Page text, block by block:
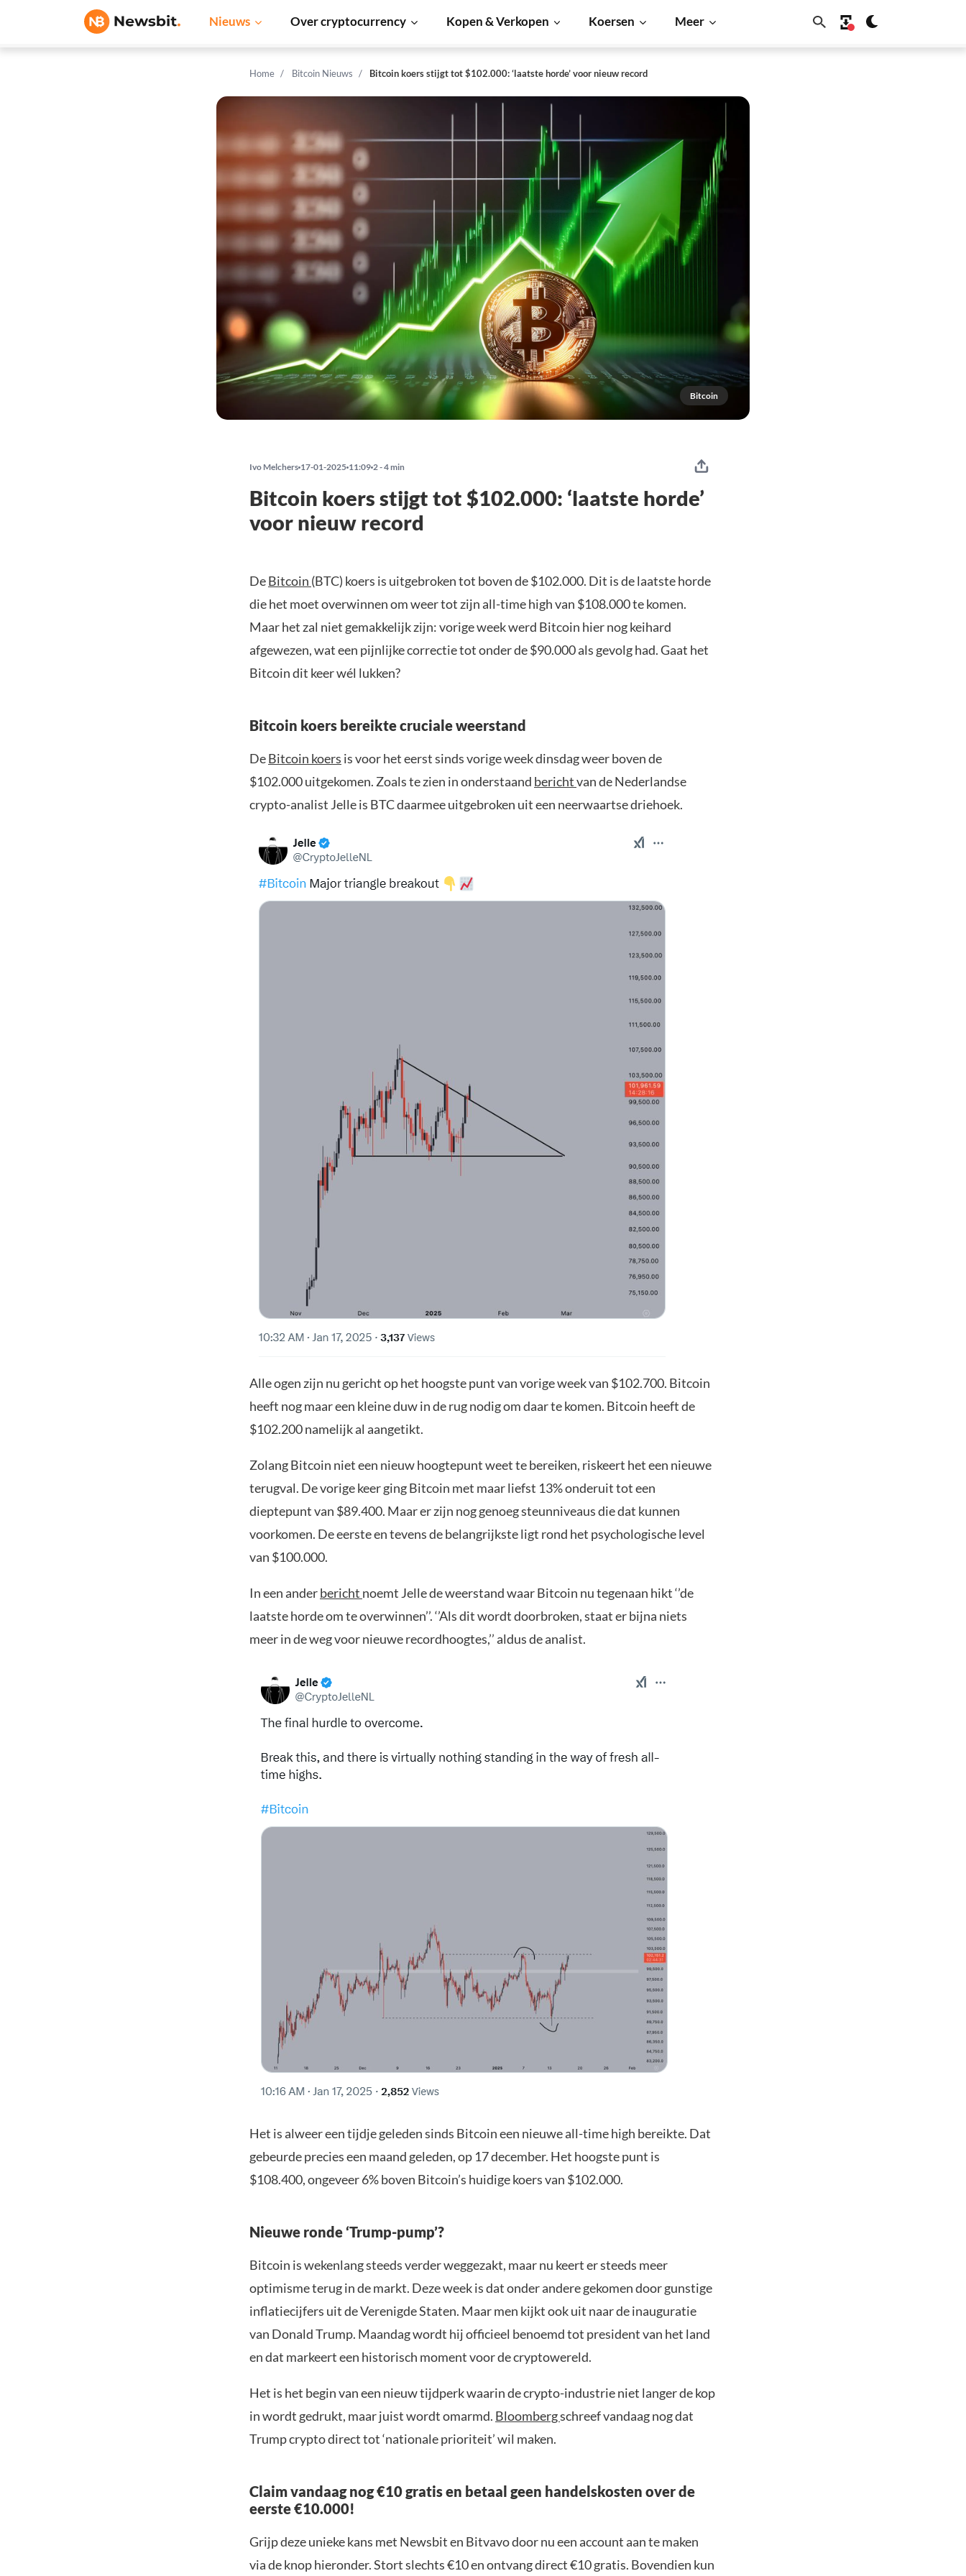
Nieuws Over cryptocurrency Kopen & Verkopen Koersen Meer
Home Bitcoin Nieuws Bitcoin koers stijgt tot $102.000: ‘laatste horde’ voor nieuw record
Bitcoin
Ivo Melchers 17-01-2025 11:09 2 - 4 min
Bitcoin koers stijgt tot $102.000: ‘laatste horde’
voor nieuw record
DeBitcoin (BTC) koers is uitgebroken tot boven de $102.000. Dit is de laatste horde
die het moet overwinnen om weer tot zijn all-time high van $108.000 te komen.
Maar het zal niet gemakkelijk zijn: vorige week werd Bitcoin hier nog keihard
afgewezen, wat een pijnlijke correctie tot onder de $90.000 als gevolg had. Gaat het
Bitcoin dit keer wél lukken?
Bitcoin koers bereikte cruciale weerstand
DeBitcoin koers is voor het eerst sinds vorige week dinsdag weer boven de
$102.000 uitgekomen. Zoals te zien in onderstaand berichtvan de Nederlandse
crypto-analist Jelle is BTC daarmee uitgebroken uit een neerwaartse driehoek.
Alle ogen zijn nu gericht op het hoogste punt van vorige week van $102.700. Bitcoin
heeft nog maar een kleine duw in de rug nodig om daar te komen. Bitcoin heeft de
$102.200 namelijk al aangetikt.
Zolang Bitcoin niet een nieuw hoogtepunt weet te bereiken, riskeert het een nieuwe
terugval. De vorige keer ging Bitcoin met maar liefst 13% onderuit tot een
dieptepunt van $89.400. Maar er zijn nog genoeg steunniveaus die dat kunnen
voorkomen. De eerste en tevens de belangrijkste ligt rond het psychologische level
van $100.000.
In een anderbericht noemt Jelle de weerstand waar Bitcoin nu tegenaan hikt ‘’de
laatste horde om te overwinnen’’. ‘’Als dit wordt doorbroken, staat er bijna niets
meer in de weg voor nieuwe recordhoogtes,’’ aldus de analist.
Het is alweer een tijdje geleden sinds Bitcoin een nieuwe all-time high bereikte. Dat
gebeurde precies een maand geleden, op 17 december. Het hoogste punt is
$108.400, ongeveer 6% boven Bitcoin’s huidige koers van $102.000.
Nieuwe ronde ‘Trump-pump’?
Bitcoin is wekenlang steeds verder weggezakt, maar nu keert er steeds meer
optimisme terug in de markt. Deze week is dat onder andere gekomen door gunstige
inflatiecijfers uit de Verenigde Staten. Maar men kijkt ook uit naar de inauguratie
van Donald Trump. Maandag wordt hij officieel benoemd tot president van het land
en dat markeert een historisch moment voor de cryptowereld.
Het is het begin van een nieuw tijdperk waarin de crypto-industrie niet langer de kop
in wordt gedrukt, maar juist wordt omarmd. Bloombergschreef vandaag nog dat
Trump crypto direct tot ‘nationale prioriteit’ wil maken.
Claim vandaag nog €10 gratis en betaal geen handelskosten over de
eerste €10.000!
Grijp deze unieke kans met Newsbit en Bitvavo door nu een account aan te maken
via de knop hieronder. Stort slechts €10 en ontvang direct €10 gratis. Bovendien kun